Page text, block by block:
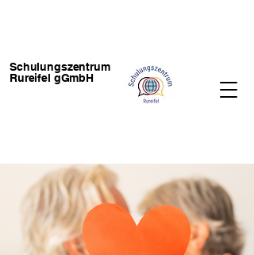
Schulungszentrum
Rureifel gGmbH